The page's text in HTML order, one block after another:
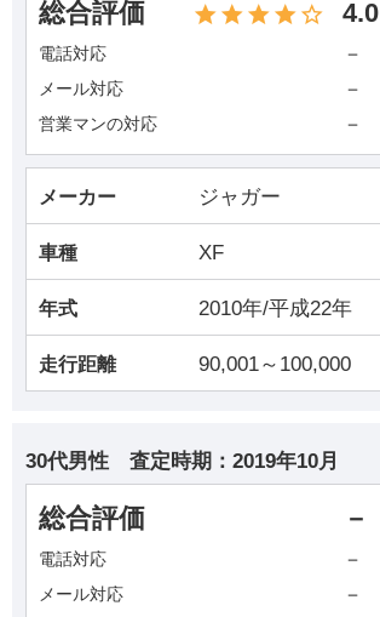
総合評価 4.0
電話対応 －
メール対応 －
営業マンの対応 －
メーカー ジャガー
車種 XF
年式 2010年/平成22年
走行距離 90,001～100,000
30代男性 査定時期： 2019年10月
総合評価 －
電話対応 －
メール対応 －